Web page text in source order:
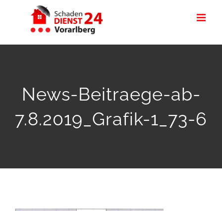
News-Beitraege-ab-
7.8.2019_Grafik-1_73-6